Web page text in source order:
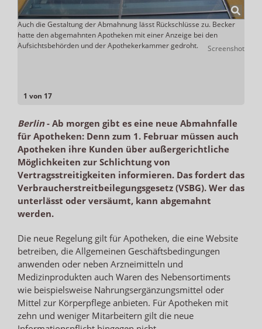
1 von 17
Auch die Gestaltung der Abmahnung lässt Rückschlüsse zu. Becker
hatte den abgemahnten Apotheken mit einer Anzeige bei den
Aufsichtsbehörden und der Apothekerkammer gedroht.
Screenshot
Berlin- Ab morgen gibt es eine neue Abmahnfalle
für Apotheken: Denn zum 1. Februar müssen auch
Apotheken ihre Kunden über außergerichtliche
Möglichkeiten zur Schlichtung von
Vertragsstreitigkeiten informieren. Das fordert das
Verbraucherstreitbeilegungsgesetz (VSBG). Wer das
unterlässt oder versäumt, kann abgemahnt
werden.
Die neue Regelung gilt für Apotheken, die eine Website
betreiben, die Allgemeinen Geschäftsbedingungen
anwenden oder neben Arzneimitteln und
Medizinprodukten auch Waren des Nebensortiments
wie beispielsweise Nahrungsergänzungsmittel oder
Mittel zur Körperpflege anbieten. Für Apotheken mit
zehn und weniger Mitarbeitern gilt die neue